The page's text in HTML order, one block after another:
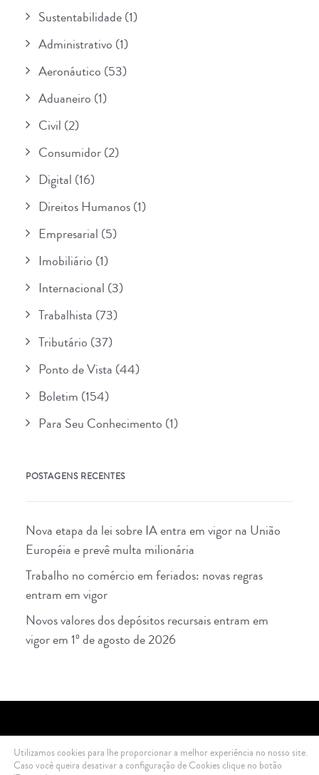
Sustentabilidade(1)
Administrativo (1)
Aeronáutico (53)
Aduaneiro (1)
Civil (2)
Consumidor(2)
Digital (16)
Direitos Humanos(1)
Empresarial (5)
Imobiliário (1)
Internacional (3)
Trabalhista (73)
Tributário (37)
Ponto de Vista (44)
Boletim (154)
Para Seu Conhecimento (1)
POSTAGENS RECENTES
Nova etapa da lei sobre IA entra em vigor na União
Européia e prevê multa milionária
Trabalho no comércio em feriados: novas regras
entram em vigor
Novos valores dos depósitos recursais entram em
vigor em 1º de agosto de 2026
2021 Di Ciero Advogados © All rights reserved .Política de Privacidade
Utilizamos cookies para lhe proporcionar a melhor experiência no nosso site.
Caso você queira desativar a configuração de Cookies clique no botão